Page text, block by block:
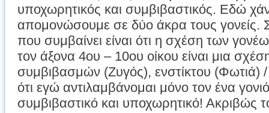
υποχωρητικός και συμβιβαστικός. Εδώ
απομονώσουμε σε δύο άκρα τους γονείς.
που συμβαίνει είναι ότι η σχέση των
τον άξονα 4ου – 10ου οίκου είναι μια
συμβιβασμών (Ζυγός), ενστίκτου (Φωτιά) /
ότι εγώ αντιλαμβάνομαι μόνο τον ένα
συμβιβαστικό και υποχωρητικό! Ακριβώς